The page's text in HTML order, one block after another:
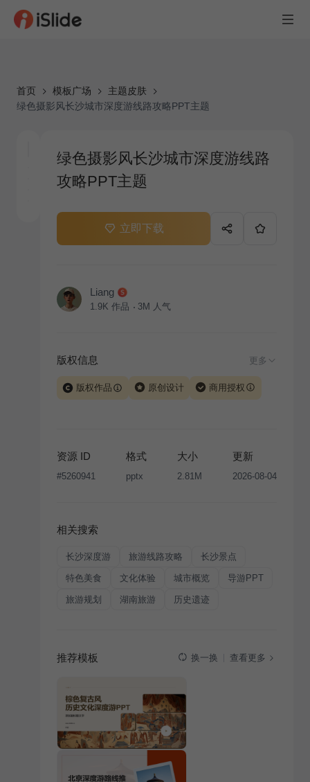
首页 模板广场
主题皮肤
绿色摄影风长沙城市深度游线路攻略PPT主题
绿色摄影风长沙城市深度游线路
攻略PPT主题
立即下载
Liang
1.9K 作品 3M 人气
版权信息 更多
版权作品 原创设计 商用授权
版权声明
条款，禁止任何形式的转让、出售或出租，未
经投权许可任何人不得擅自转载和分发，否则将接照我
资源 ID
#5260941
格式
pptx
大小
2.81M
更新
2026-08-04
相关搜索
长沙深度游 旅游线路攻略 长沙景点
特色美食 文化体验 城市概览 导游PPT
旅游规划 湖南旅游 历史遗迹
推荐模板 换一换 查看更多